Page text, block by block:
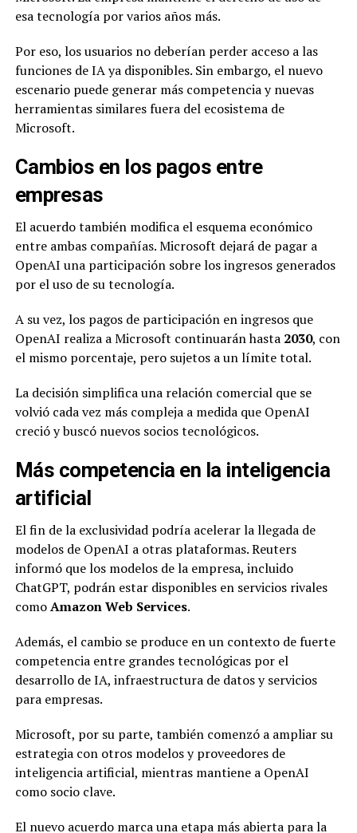
esa tecnología por varios años más.
Por eso, los usuarios no deberían perder acceso a las
funciones de IA ya disponibles. Sin embargo, el nuevo
escenario puede generar más competencia y nuevas
herramientas similares fuera del ecosistema de
Microsoft.
Cambios en los pagos entre
empresas
El acuerdo también modifica el esquema económico
entre ambas compañías. Microsoft dejará de pagar a
OpenAI una participación sobre los ingresos generados
por el uso de su tecnología.
A su vez, los pagos de participación en ingresos que
OpenAI realiza a Microsoft continuarán hasta 2030, con
el mismo porcentaje, pero sujetos a un límite total.
La decisión simplifica una relación comercial que se
volvió cada vez más compleja a medida que OpenAI
creció y buscó nuevos socios tecnológicos.
Más competencia en la inteligencia
artificial
El fin de la exclusividad podría acelerar la llegada de
modelos de OpenAI a otras plataformas. Reuters
informó que los modelos de la empresa, incluido
ChatGPT, podrán estar disponibles en servicios rivales
comoAmazon Web Services.
Además, el cambio se produce en un contexto de fuerte
competencia entre grandes tecnológicas por el
desarrollo de IA, infraestructura de datos y servicios
para empresas.
Microsoft, por su parte, también comenzó a ampliar su
estrategia con otros modelos y proveedores de
inteligencia artificial, mientras mantiene a OpenAI
como socio clave.
El nuevo acuerdo marca una etapa más abierta para la